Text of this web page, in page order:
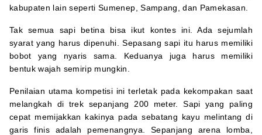
kabupaten lain seperti Sumenep, Sampang, dan Pamekasan.
Tak semua sapi betina bisa ikut kontes ini. Ada sejumlah
syarat yang harus dipenuhi. Sepasang sapi itu harus memiliki
bobot yang nyaris sama. Keduanya juga harus memiliki
bentuk wajah semirip mungkin.
Penilaian utama kompetisi ini terletak pada kekompakan saat
melangkah di trek sepanjang 200 meter. Sapi yang paling
cepat memijakkan kakinya pada sebatang kayu melintang di
garis finis adalah pemenangnya. Sepanjang arena lomba,